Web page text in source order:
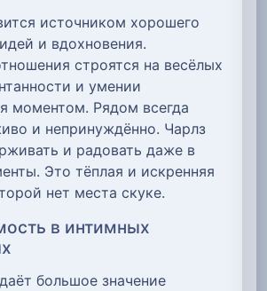
источником хорошего
и вдохновения.
строятся на весёлых
и умении
моментом. Рядом всегда
и непринуждённо. Чарлз
и радовать даже в
Это тёплая и искренняя
нет места скуке.
в интимных
большое значение